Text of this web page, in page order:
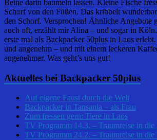
Beine darin baumeln lassen. Kleine Fische
Schorf von den Füßen. Das kribbelt
den Schorf. Versprochen! Ähnliche Angebote
auch oft, erzählt mir Alina – und sogar in
erste mal als Backpacker 50plus in Laos
und angenehm – und mit einem leckeren
angenehmer. Was geht’s uns gut!
Aktuelles bei Backpacker 50plus
Auf eigene Faust durch die Welt
Backpacker in Tansania – als Frau
Zum fressen gern: Tiere in Laos
TV Programm 14.3. – Traumreise in
TV Programm 24.2. – Traumreise in